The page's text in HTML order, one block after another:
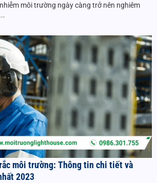
môi trường ngày càng trở nên nghiêm
môi trường: Thông tin chi tiết và
2023